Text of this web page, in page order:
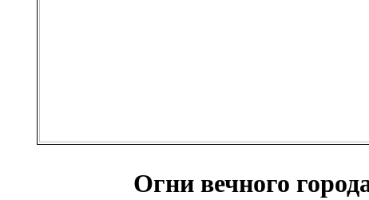
Огни вечного